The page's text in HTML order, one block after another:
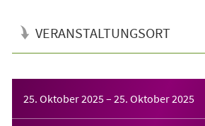
VERANSTALTUNGSORT
25. Oktober 2025– 25. Oktober 2025